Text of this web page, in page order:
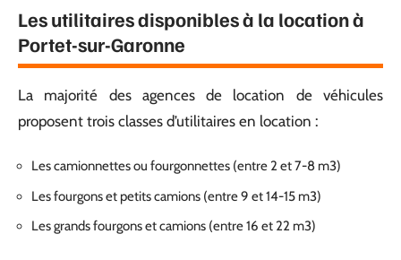
Les utilitaires disponibles à la location à
Portet-sur-Garonne
La majorité des agences de location de véhicules
proposent trois classes d’utilitaires en location :
Les camionnettes ou fourgonnettes (entre 2 et 7-8 m3)
Les fourgons et petits camions (entre 9 et 14-15 m3)
Les grands fourgons et camions (entre 16 et 22 m3)